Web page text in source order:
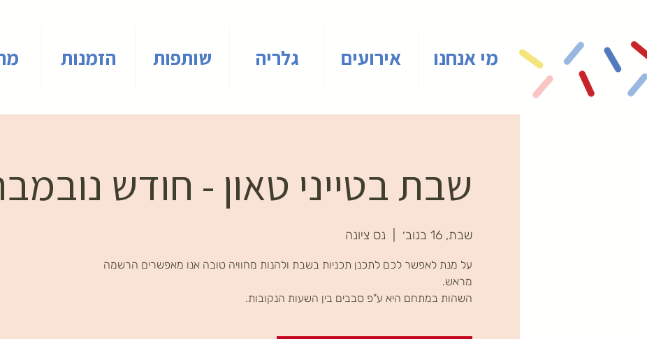
מי אנחנו אירועים גלריה שותפות הזמנות
שבת בטייני טאון - חודש
שבת, 16 בנוב׳ נס ציונה
על מנת לאפשר לכם לתכנן תכניות בשבת ולהנות מחוויה טובה אנו מאפשרים הרשמה
השהות במתחם היא ע"פ סבבים בין השעות הנקובות.